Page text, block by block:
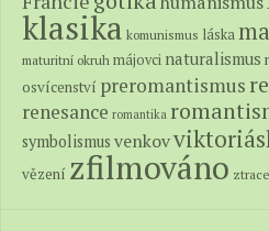
člověka bez citu, bez smyslu
smrtí a pojmenoval knihu
hlavní hrdina je "cizincem ve
Společnost ho nezavrhuje
"pohřbíval matku se srdcem
— 2 —
klasika komunismus láska
maturitní okruh májovci naturalismus
osvícenství preromantismus
renesance romantika
symbolismus venkov
vězení zfilmováno